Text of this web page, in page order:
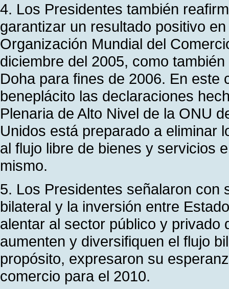
4. Los Presidentes también
garantizar un resultado positivo
Organización Mundial del
diciembre del 2005, como
Doha para fines de 2006. En este
beneplácito las declaraciones
Plenaria de Alto Nivel de la ONU
Unidos está preparado a eliminar
al flujo libre de bienes y servicios
mismo.
5. Los Presidentes señalaron con
bilateral y la inversión entre
alentar al sector público y
aumenten y diversifiquen el flujo
propósito, expresaron su
comercio para el 2010.